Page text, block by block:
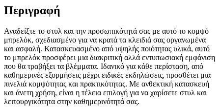
Περιγραφή
Αναδείξτε το στυλ και την προσωπικότητά σας με αυτό το κομψό
μπρελόκ, σχεδιασμένο για να κρατά τα κλειδιά σας οργανωμένα
και ασφαλή. Κατασκευασμένο από υψηλής ποιότητας υλικά, αυτό
το μπρελόκ προσφέρει μια διακριτική αλλά εντυπωσιακή εμφάνιση
που θα τραβήξει τα βλέμματα. Ιδανικό για κάθε περίσταση, από
καθημερινές εξορμήσεις μέχρι ειδικές εκδηλώσεις, προσθέτει μια
πινελιά κομψότητας και πρακτικότητας. Με ανθεκτική κατασκευή
και άνετη χρήση, είναι η τέλεια επιλογή για να χαρίσετε στυλ και
λειτουργικότητα στην καθημερινότητά σας.